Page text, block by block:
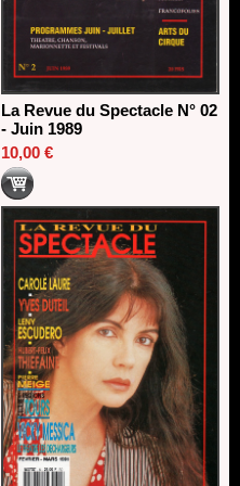
La Revue du Spectacle N° 02
- Juin 1989
10,00 €